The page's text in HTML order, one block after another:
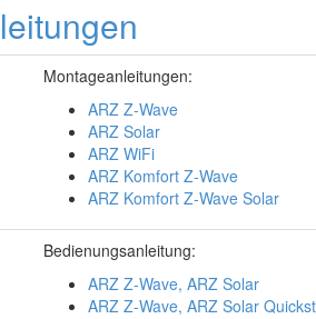
Montageanleitungen:
ARZ Z-Wave
ARZ Solar
ARZ WiFi
ARZ Komfort Z-Wave
ARZ Komfort Z-Wave Solar
Bedienungsanleitung:
ARZ Z-Wave, ARZ Solar
ARZ Z-Wave, ARZ Solar